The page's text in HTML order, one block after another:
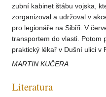
zubní kabinet štábu vojska,
zorganizoval a udržoval v
pro legionáře na Sibiři. V
transportem do vlasti. Potom
praktický lékař v Dušní ulici v
MARTIN KUČERA
Literatura